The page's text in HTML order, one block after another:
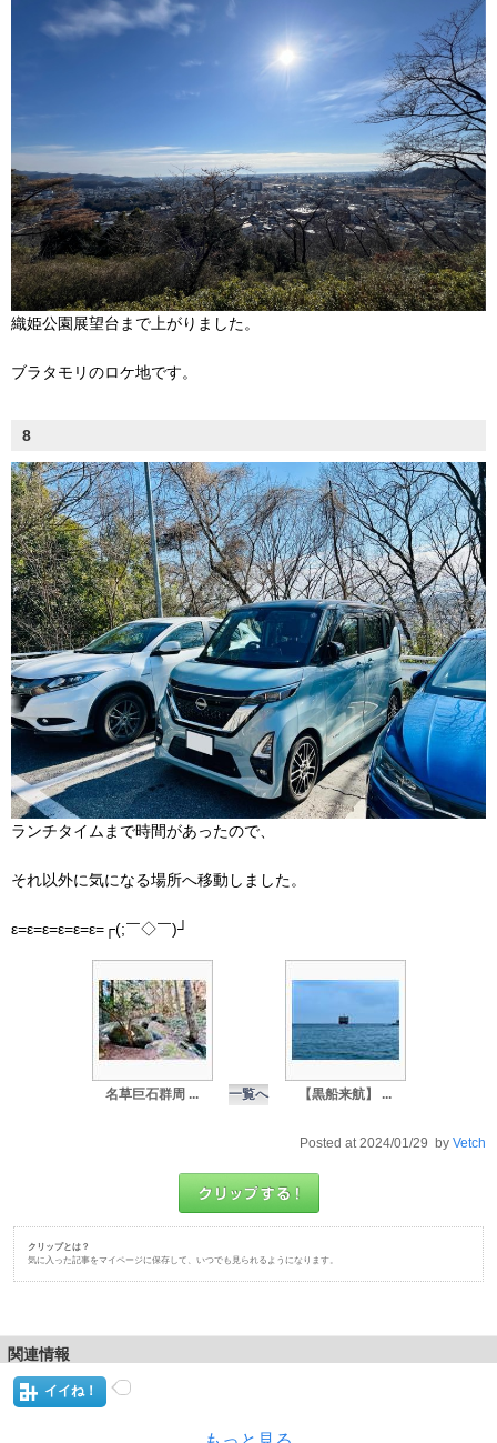
織姫公園展望台まで上がりました。
ブラタモリのロケ地です。
8
ランチタイムまで時間があったので、
それ以外に気になる場所へ移動しました。
ε=ε=ε=ε=ε=ε=┌(;￣◇￣)┘
名草巨石群周 ... 一覧へ 【黒船来航】 ...
Posted at 2024/01/29 by Vetch
クリップとは？
気に入った記事をマイページに保存して、いつでも見られるようになります。
関連情報
イイね！